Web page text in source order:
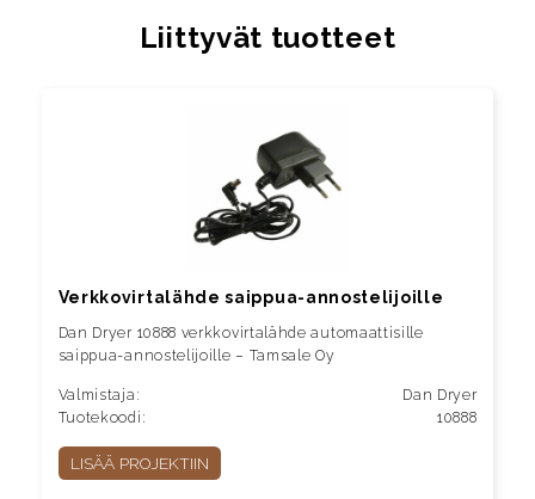
Liittyvät tuotteet
Verkkovirtalähde saippua-annostelijoille
Dan Dryer 10888 verkkovirtalähde automaattisille
saippua-annostelijoille – Tamsale Oy
Valmistaja:
Dan Dryer
Tuotekoodi:
10888
LISÄÄ PROJEKTIIN